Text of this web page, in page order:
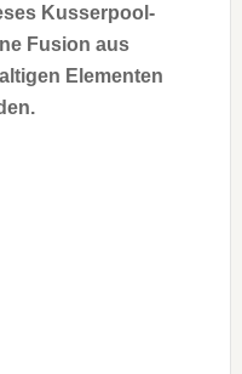
Kusserpool-
Fusion aus
Elementen